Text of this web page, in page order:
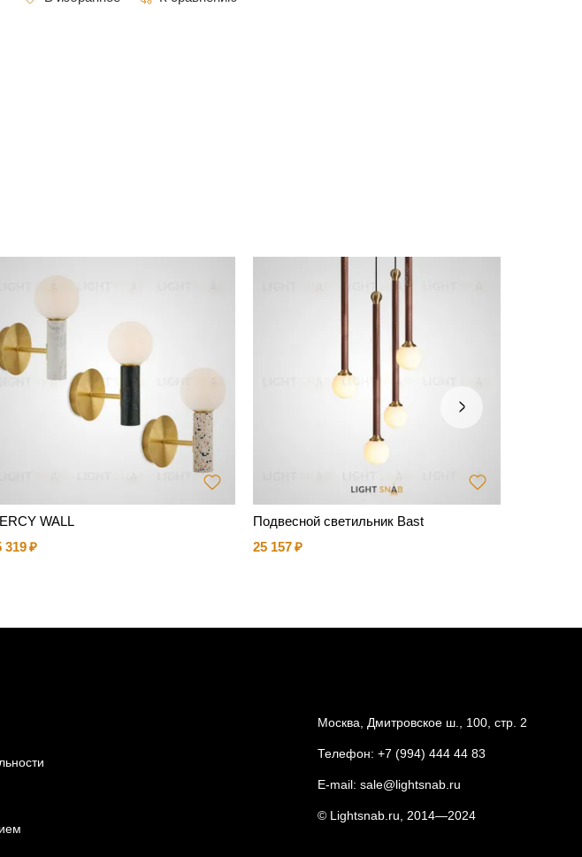
WALL
319
Подвесной светильник Bast
25 157
Москва, Дмитровское ш., 100, стр. 2
Телефон: +7 (994) 444 44 83
E-mail: sale@lightsnab.ru
© Lightsnab.ru, 2014—2024